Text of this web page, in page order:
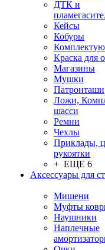
ДТК и
Кейсы
Кобуры
Краска для
Магазины
Мушки
Патронташи
Ложи,
шасси
Ремни
Чехлы
Приклады,
рукоятки
+ ЕЩЕ 6
Аксессуары для
Мишени
Муфты
Наушники
Наплечные